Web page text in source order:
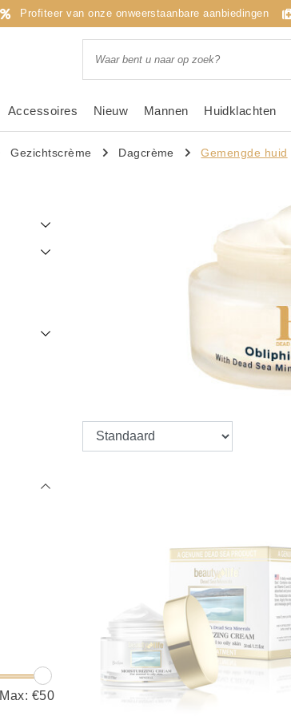
Profiteer van onze onweerstaanbare aanbiedingen
Accessoires Nieuw Mannen Huidklachten
Gezichtscrème Dagcrème Gemengde huid
Max: €50